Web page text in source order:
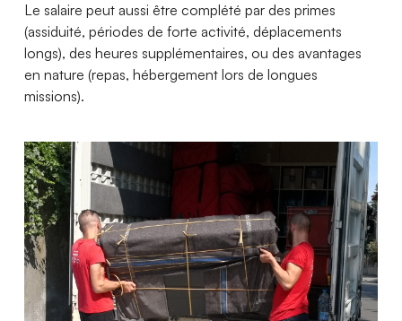
Le salaire peut aussi être complété par des primes
(assiduité, périodes de forte activité, déplacements
longs), des heures supplémentaires, ou des avantages
en nature (repas, hébergement lors de longues
missions).